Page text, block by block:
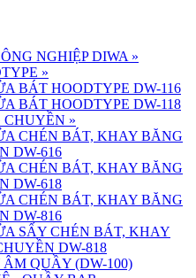
NGHIỆP DIWA »
»
BÁT HOODTYPE DW-116
BÁT HOODTYPE DW-118
CHUYỀN »
CHÉN BÁT, KHAY BĂNG
DW-616
CHÉN BÁT, KHAY BĂNG
DW-618
CHÉN BÁT, KHAY BĂNG
DW-816
SẤY CHÉN BÁT, KHAY
DW-818
QUẦY (DW-100)